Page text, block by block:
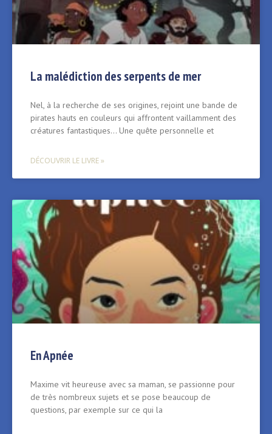
La malédiction des serpents de mer
Nel, à la recherche de ses origines, rejoint une bande de
pirates hauts en couleurs qui affrontent vaillamment des
créatures fantastiques… Une quête personnelle et
DÉCOUVRIR LE LIVRE »
En Apnée
Maxime vit heureuse avec sa maman, se passionne pour
de très nombreux sujets et se pose beaucoup de
questions, par exemple sur ce qui la